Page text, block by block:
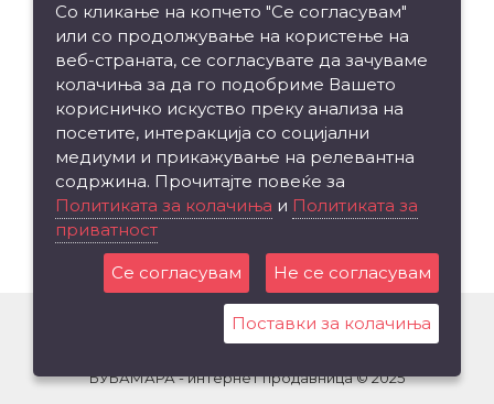
Рекламација на производ
Мапа на сајтот
Издвојуваме
Брендови
Вредносен ваучер
Партнерска програма
БУБАМАРА - интернет продавница © 2025
Со кликање на копчето "Се согласувам"
или со продолжување на користење на
веб-страната, се согласувате да зачуваме
колачиња за да го подобриме Вашето
корисничко искуство преку анализа на
посетите, интеракција со социјални
медиуми и прикажување на релевантна
содржина. Прочитајте повеќе за
Политиката за колачиња и Политиката за
приватност
Се согласувам Не се согласувам
Поставки за колачиња